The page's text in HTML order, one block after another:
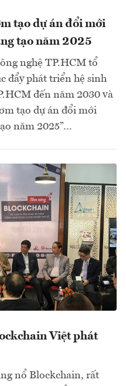
tạo dự án đổi mới
tạo năm 2025
nghệ TP.HCM tổ
đẩy phát triển hệ sinh
đến năm 2030 và
tạo dự án đổi mới
năm 2025”…
Việt phát
nổ Blockchain, rất